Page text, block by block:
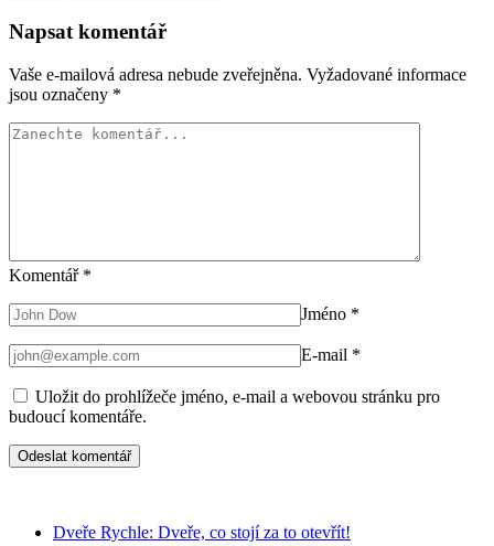
Napsat komentář
Vaše e-mailová adresa nebude zveřejněna. Vyžadované informace
jsou označeny *
Komentář *
Jméno *
E-mail *
Uložit do prohlížeče jméno, e-mail a webovou stránku pro
budoucí komentáře.
Dveře Rychle: Dveře, co stojí za to otevřít!